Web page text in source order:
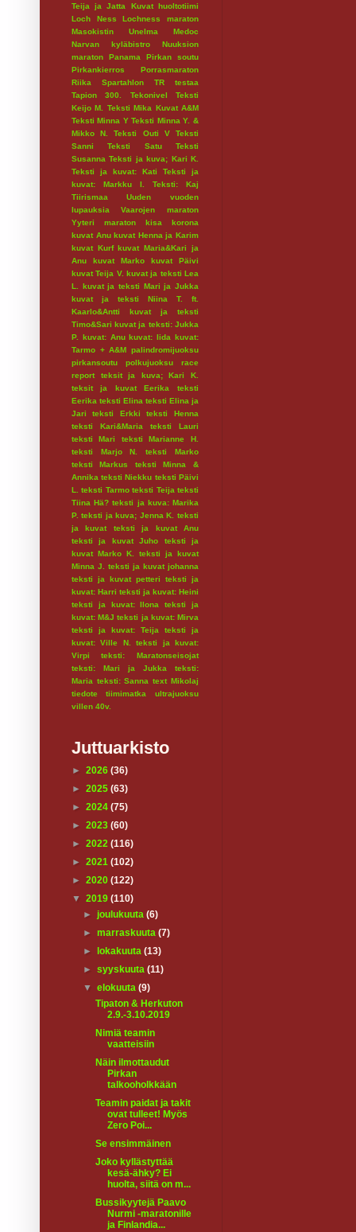
Teija ja Jatta
Kuvat huoltotiimi
Loch Ness
Lochness maraton
Masokistin Unelma
Medoc
Narvan kyläbistro
Nuuksion
maraton
Panama
Pirkan soutu
Pirkankierros
Porrasmaraton
Riika
Spartahlon
TR testaa
Tapion 300.
Tekonivel
Teksti
Keijo M.
Teksti Mika Kuvat A&M
Teksti Minna Y Teksti Minna Y. &
Mikko N.
Teksti Outi V
Teksti
Sanni
Teksti Satu
Teksti
Susanna Teksti ja kuva; Kari K.
Teksti ja kuvat: Kati
Teksti ja
kuvat: Markku I.
Teksti: Kaj
Tiirismaa
Uuden vuoden
lupauksia
Vaarojen maraton
Yyteri maraton
kisa
korona
kuvat Anu kuvat Henna ja Karim
kuvat Kurf kuvat Maria&Kari ja
Anu
kuvat Marko
kuvat Päivi
kuvat Teija V. kuvat ja teksti Lea
L.
kuvat ja teksti Mari ja Jukka
kuvat ja teksti Niina T. ft.
Kaarlo&Antti
kuvat ja teksti
Timo&Sari kuvat ja teksti: Jukka
P.
kuvat: Anu kuvat: Iida kuvat:
Tarmo + A&M palindromijuoksu
pirkansoutu
polkujuoksu
race
report
teksit ja kuva; Kari K.
teksit ja kuvat Eerika
teksti
Eerika teksti Elina teksti Elina ja
Jari
teksti Erkki
teksti Henna
teksti Kari&Maria
teksti Lauri
teksti Mari
teksti Marianne H.
teksti Marjo N.
teksti Marko
teksti Markus
teksti Minna &
Annika teksti Niekku teksti Päivi
L.
teksti Tarmo teksti Teija teksti
Tiina Hä? teksti ja kuva: Marika
P. teksti ja kuva; Jenna K.
teksti
ja kuvat
teksti ja kuvat Anu
teksti ja kuvat Juho
teksti ja
kuvat Marko K.
teksti ja kuvat
Minna J.
teksti ja kuvat johanna
teksti ja kuvat petteri
teksti ja
kuvat: Harri teksti ja kuvat: Heini
teksti ja kuvat: Ilona
teksti ja
kuvat: M&J teksti ja kuvat: Mirva
teksti ja kuvat: Teija
teksti ja
kuvat: Ville N.
teksti ja kuvat:
Virpi
teksti: Maratonseisojat
teksti: Mari ja Jukka
teksti:
Maria teksti: Sanna text Mikolaj
tiedote
tiimimatka
ultrajuoksu
villen 40v.
Juttuarkisto
► 2026 (36)
► 2025 (63)
► 2024 (75)
► 2023 (60)
► 2022 (116)
► 2021 (102)
► 2020 (122)
▼ 2019 (110)
►joulukuuta(6)
►marraskuuta(7)
►
lokakuuta(13)
►syyskuuta(11)
▼elokuuta(9)
Tipaton & Herkuton
2.9.-3.10.2019
Nimiä teamin
vaatteisiin
Näin ilmottaudut
Pirkan
talkooholkkään
Teamin paidat ja takit
ovat tulleet! Myös
Zero Poi...
Se ensimmäinen
Joko kyllästyttää
kesä-ähky? Ei
huolta, siitä on m...
Bussikyytejä Paavo
Nurmi -maratonille
ja Finlandia...